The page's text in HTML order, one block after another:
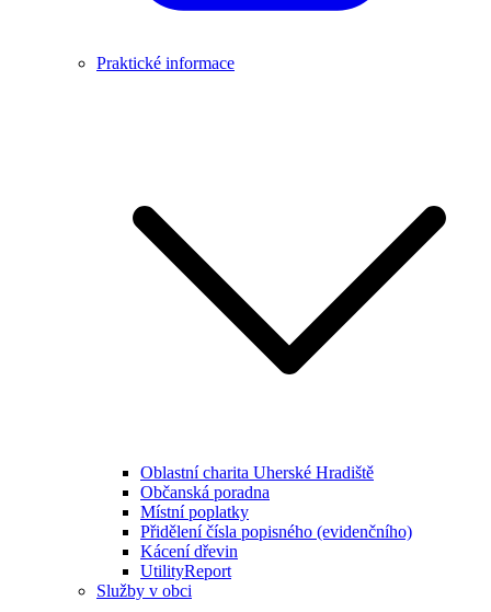
Praktické informace
Oblastní charita Uherské Hradiště
Občanská poradna
Místní poplatky
Přidělení čísla popisného (evidenčního)
Kácení dřevin
UtilityReport
Služby v obci